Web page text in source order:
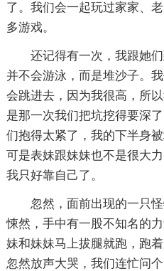
了。我们会一起玩过家家、
多游戏。
还记得有一次，我跟她
并不会游泳，而是堆沙子。
会跳进去，因为我很高，所
是那一次我们把坑挖得要深
们抱得太紧了，我的下半身被
可是表妹跟妹妹也不是很大
我只好靠自己了。
忽然，面前出现的一只
悚然，手中有一股不知名的
妹和妹妹马上拔腿就跑，
忽然放声大哭，我们连忙问